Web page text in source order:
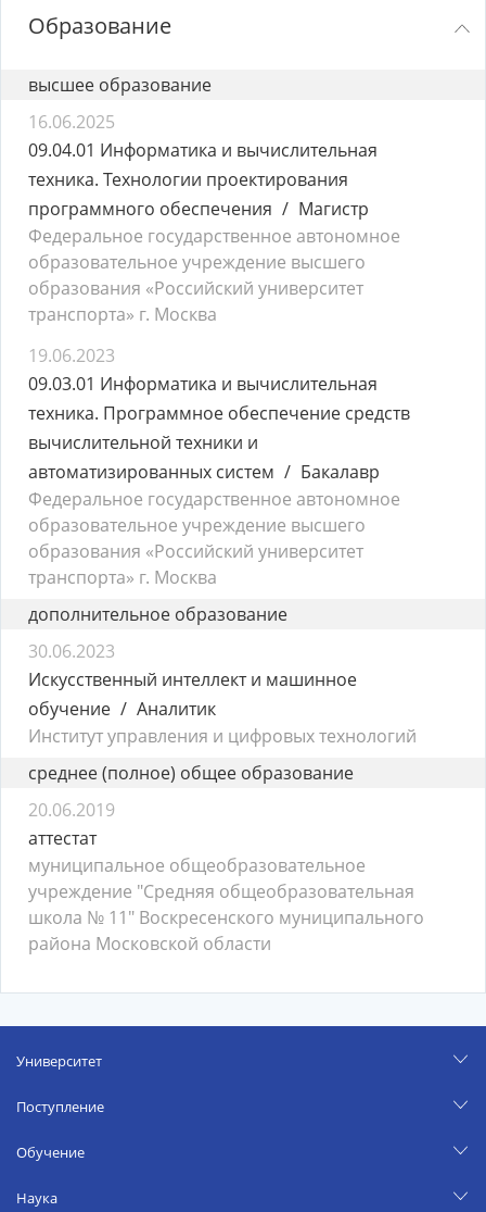
Образование
высшее образование
16.06.2025
09.04.01 Информатика и вычислительная
техника. Технологии проектирования
программного обеспечения
Магистр
Федеральное государственное автономное
образовательное учреждение высшего
образования «Российский университет
транспорта» г. Москва
19.06.2023
09.03.01 Информатика и вычислительная
техника. Программное обеспечение средств
вычислительной техники и
автоматизированных систем
Бакалавр
Федеральное государственное автономное
образовательное учреждение высшего
образования «Российский университет
транспорта» г. Москва
дополнительное образование
30.06.2023
Искусственный интеллект и машинное
обучение
Аналитик
Институт управления и цифровых технологий
среднее (полное) общее образование
20.06.2019
аттестат
муниципальное общеобразовательное
учреждение "Средняя общеобразовательная
школа № 11" Воскресенского муниципального
района Московской области
Университет
Поступление
Обучение
Наука